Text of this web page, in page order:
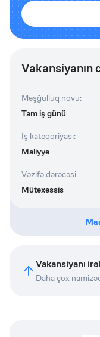
Vakansiyanın
Məşğulluq növü:
Tam iş günü
İş kateqoriyası:
Maliyyə
Vəzifə dərəcəsi:
Mütəxəssis
Vakansiyanı
Daha çox